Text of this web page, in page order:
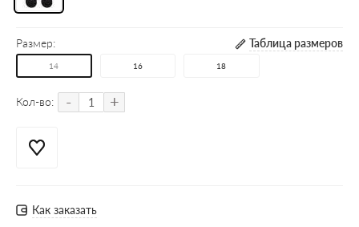
Размер: Таблица размеров
14 16 18
Кол-во: - +
Как заказать